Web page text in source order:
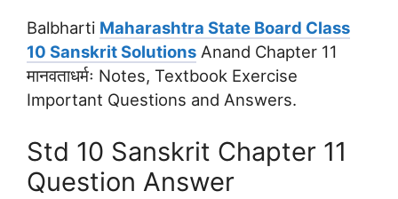
Balbharti Maharashtra State Board Class
10 Sanskrit Solutions Anand Chapter 11
मानवताधर्मः Notes, Textbook Exercise
Important Questions and Answers.
Std 10 Sanskrit Chapter 11
Question Answer